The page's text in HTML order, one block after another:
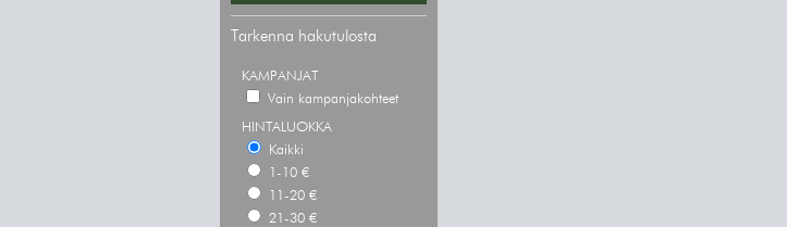
Tarkenna hakutulosta
KAMPANJAT
Vain kampanjakohteet
HINTALUOKKA
Kaikki
1-10 €
11-20 €
21-30 €